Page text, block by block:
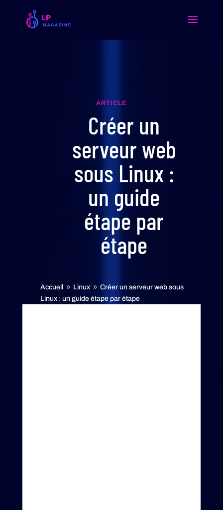
ARTICLE
Créer un
serveur web
sous Linux :
un guide
étape par
étape
Accueil 9 Linux 9 Créer un serveur web sous
Linux : un guide étape par étape